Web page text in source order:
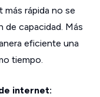
más rápida no se
de capacidad. Más
eficiente una
tiempo.
internet: